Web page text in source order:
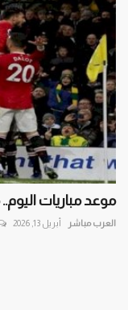
موعد مباريات اليوم..
العرب مباشر أبريل 13, 2026